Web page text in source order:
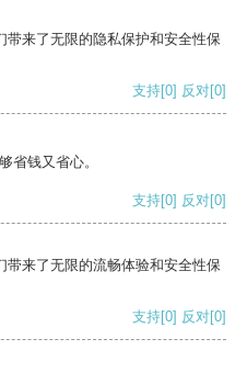
来了无限的隐私保护和安全性保
支持[0] 反对[0]
省钱又省心。
支持[0] 反对[0]
来了无限的流畅体验和安全性保
支持[0] 反对[0]